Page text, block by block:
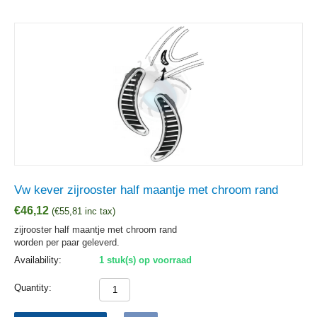
Vw kever zijrooster half maantje met chroom rand
€46,12 (€55,81 inc tax)
zijrooster half maantje met chroom rand
worden per paar geleverd.
Availability:
1 stuk(s) op voorraad
Quantity: